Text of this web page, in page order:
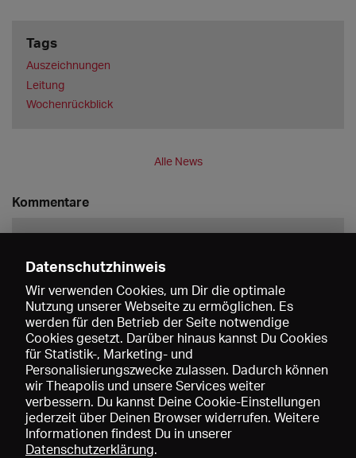
Tags
Auszeichnungen
Leitung
Wochenrückblick
Alle News
Kommentare
Speichern
Datenschutzhinweis
Wir verwenden Cookies, um Dir die optimale
Nutzung unserer Webseite zu ermöglichen. Es
werden für den Betrieb der Seite notwendige
Cookies gesetzt. Darüber hinaus kannst Du Cookies
für Statistik-, Marketing- und
Personalisierungszwecke zulassen. Dadurch können
wir Theapolis und unsere Services weiter
verbessern. Du kannst Deine Cookie-Einstellungen
jederzeit über Deinen Browser widerrufen. Weitere
Informationen findest Du in unserer
Datenschutzerklärung.